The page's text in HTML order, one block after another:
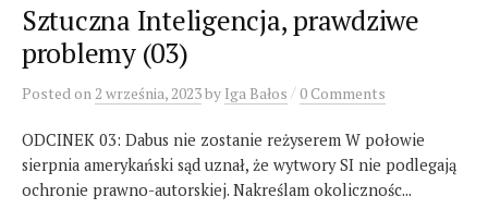
Sztuczna Inteligencja, prawdziwe
problemy (03)
Posted on2 września, 2023by Iga Bałos /0 Comments
ODCINEK 03: Dabus nie zostanie reżyserem W połowie
sierpnia amerykański sąd uznał, że wytwory SI nie podlegają
ochronie prawno-autorskiej. Nakreślam okolicznośc...